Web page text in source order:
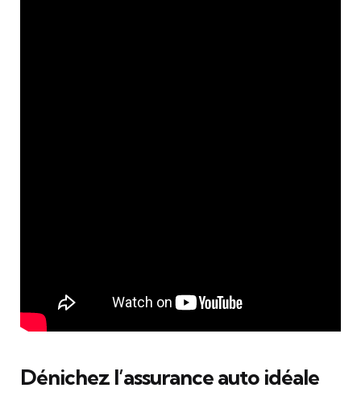
Dénichez l’assurance auto idéale